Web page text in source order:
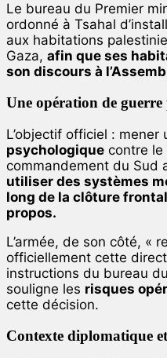
Le bureau du Premier
ordonné à Tsahal
aux habitations
Gaza, afin que ses
son discours à
Une opération de guerre
L’objectif officiel : mener
psychologique contre le
commandement du Sud
utiliser des systèmes
long de la clôture
propos.
L’armée, de son côté, «
officiellement cette
instructions du bureau
souligne les risques
cette décision.
Contexte diplomatique